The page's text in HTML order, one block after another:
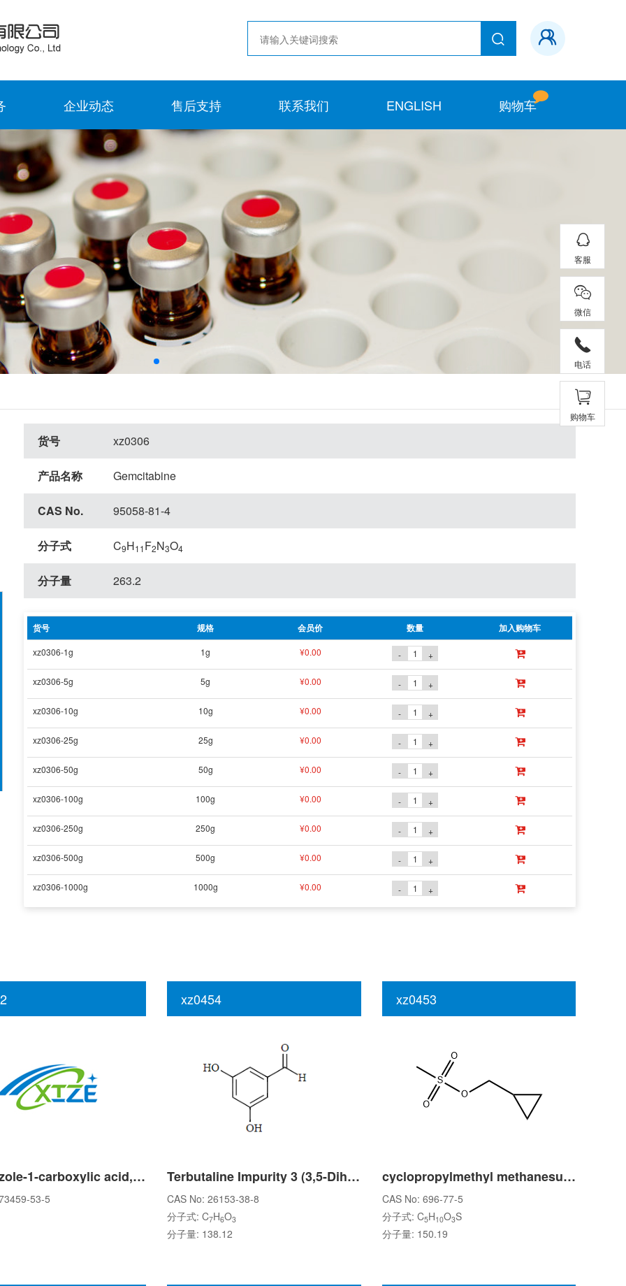
企业动态 售后支持 联系我们 ENGLISH 购物车
货号 xz0306
产品名称 Gemcitabine
CAS No. 95058-81-4
分子式 C9H11F2N3O4
分子量 263.2
货号 规格 会员价 数量 加入购物车
xz0306-1g 1g ¥0.00 - +
xz0306-5g 5g ¥0.00 - +
xz0306-10g 10g ¥0.00 - +
xz0306-25g 25g ¥0.00 - +
xz0306-50g 50g ¥0.00 - +
xz0306-100g 100g ¥0.00 - +
xz0306-250g 250g ¥0.00 - +
xz0306-500g 500g ¥0.00 - +
xz0306-1000g 1000g ¥0.00 - +
1H-Indazole-1-carboxylic acid, 7-aMino-, 1,1-diMethylethyl ester
53-5
xz0454
Terbutaline Impurity 3 (3,5-Dihydroxybenzaldehyde)
CAS No: 26153-38-8
分子式: C7H6O3
分子量: 138.12
xz0453
cyclopropylmethyl methanesulfonate
CAS No: 696-77-5
分子式: C5H10O3S
分子量: 150.19
客服
微信
电话
购物车